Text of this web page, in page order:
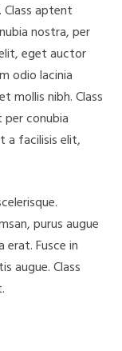
aptent
nostra, per
eget auctor
odio lacinia
mollis nibh. Class
conubia
a facilisis elit,
purus augue
Fusce in
augue. Class